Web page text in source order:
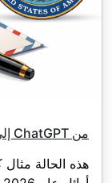
من ChatGPT إلى وزارة الحرب
هذه الحالة